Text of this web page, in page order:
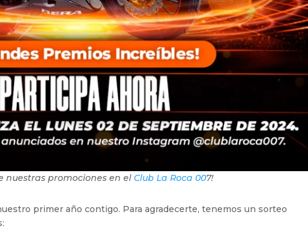
nuestras promociones en elClub La Roca 007!
primer año contigo. Para agradecerte, tenemos un sorteo